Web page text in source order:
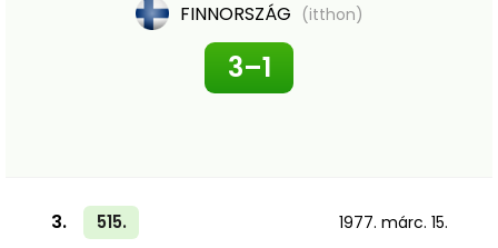
FINNORSZÁG (itthon)
3–1
3. 515. 1977. márc. 15.